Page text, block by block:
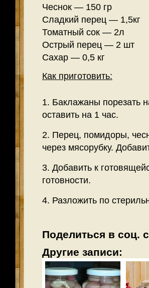
Чеснок — 150 гр
Сладкий перец — 1,5кг
Томатный сок — 2л
Острый перец — 2 шт
Сахар — 0,5 кг
Как приготовить:
1. Баклажаны порезать
оставить на 1 час.
2. Перец, помидоры,
через мясорубку.
3. Добавить к
готовности.
4. Разложить по
Поделиться в соц.
Другие записи: